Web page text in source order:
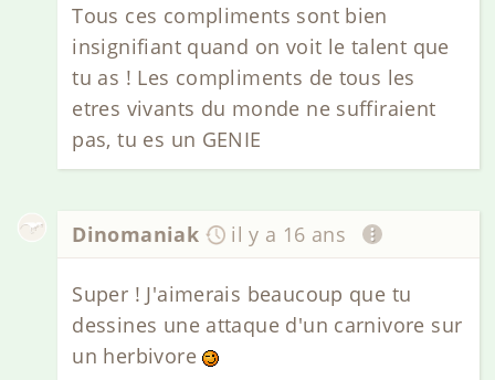
Tous ces compliments sont bien
insignifiant quand on voit le talent que
tu as ! Les compliments de tous les
etres vivants du monde ne suffiraient
pas, tu es un GENIE
Dinomaniak il y a 16 ans
Super ! J'aimerais beaucoup que tu
dessines une attaque d'un carnivore sur
un herbivore